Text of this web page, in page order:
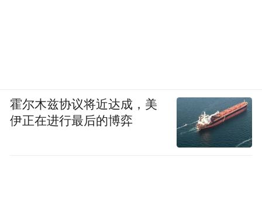
霍尔木兹协议将近达成，美
伊正在进行最后的博弈